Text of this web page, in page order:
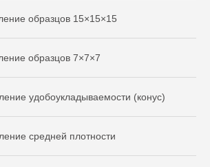
образцов 15×15×15
образцов 7×7×7
удобоукладываемости (конус)
средней плотности